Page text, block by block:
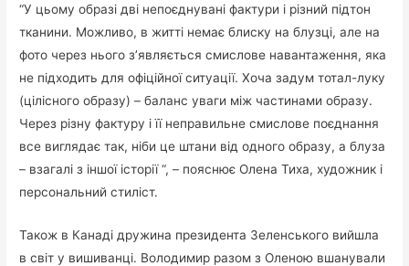
“У цьому образі дві непоєднувані фактури і різний підтон
тканини. Можливо, в житті немає блиску на блузці, але на
фото через нього з’являється смислове навантаження, яка
не підходить для офіційної ситуації. Хоча задум тотал-луку
(цілісного образу) – баланс уваги між частинами образу.
Через різну фактуру і її неправильне смислове поєднання
все виглядає так, ніби це штани від одного образу, а блуза
– взагалі з іншої історії “, – пояснює Олена Тиха, художник і
персональний стиліст.
Також в Канаді дружина президента Зеленського вийшла
в світ у вишиванці. Володимир разом з Оленою вшанували